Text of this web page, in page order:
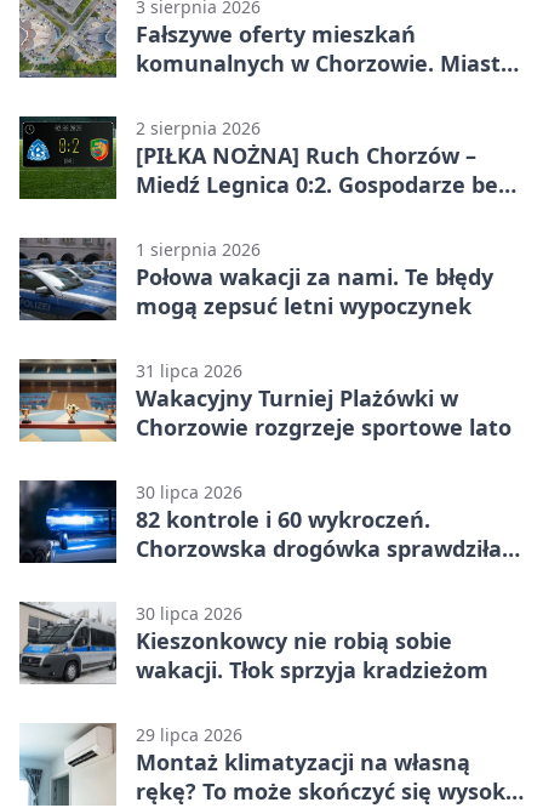
3 sierpnia 2026
Fałszywe oferty mieszkań
komunalnych w Chorzowie. Miasto
2 sierpnia 2026
[PIŁKA NOŻNA] Ruch Chorzów –
Miedź Legnica 0:2. Gospodarze bez
1 sierpnia 2026
Połowa wakacji za nami. Te błędy
mogą zepsuć letni wypoczynek
31 lipca 2026
Wakacyjny Turniej Plażówki w
Chorzowie rozgrzeje sportowe lato
30 lipca 2026
82 kontrole i 60 wykroczeń.
Chorzowska drogówka sprawdziła
30 lipca 2026
Kieszonkowcy nie robią sobie
wakacji. Tłok sprzyja kradzieżom
29 lipca 2026
Montaż klimatyzacji na własną
rękę? To może skończyć się wysoką